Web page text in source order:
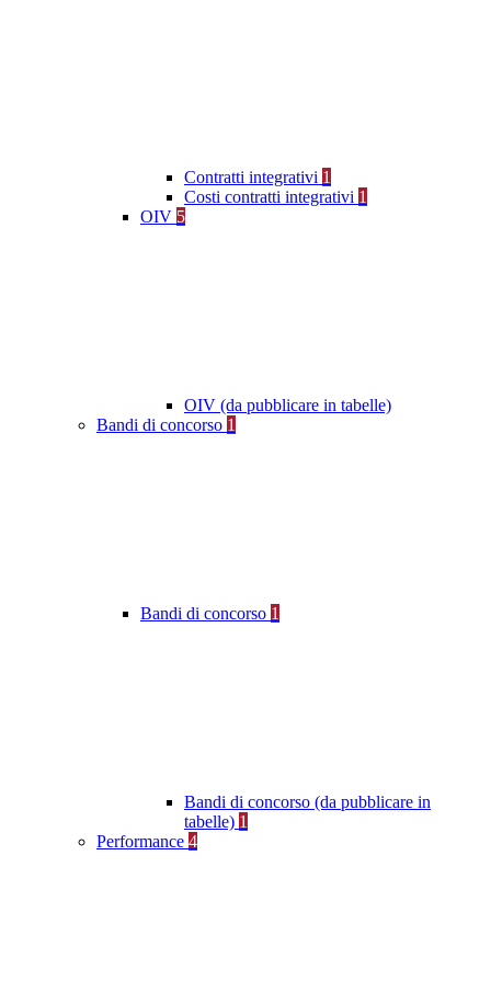
Contratti integrativi 1
Costi contratti integrativi 1
OIV 5
OIV (da pubblicare in tabelle)
Bandi di concorso 1
Bandi di concorso 1
Bandi di concorso (da pubblicare in
tabelle) 1
Performance 4